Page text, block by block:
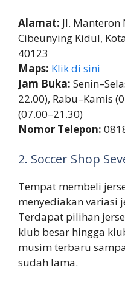
Alamat: Jl. Manteron
Cibeunying Kidul,
40123
Maps: Klik di sini
Jam Buka:
22.00), Rabu–Kamis
(07.00–21.30)
Nomor Telepon:
2. Soccer Shop
Tempat membeli
menyediakan variasi
Terdapat pilihan
klub besar hingga
musim terbaru
sudah lama.